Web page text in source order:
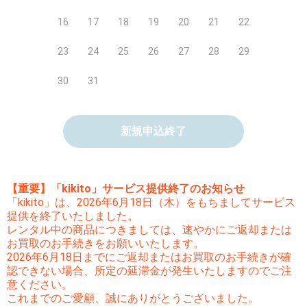
16 17 18 19 20 21 22
23 24 25 26 27 28 29
30 31
新規申込終了
【重要】「kikito」サービス提供終了のお知らせ
「kikito」は、2026年6月18日（木）をもちましてサービス
提供を終了いたしました。
レンタル中の商品につきましては、速やかにご返却または
お買取のお手続きをお願いいたします。
2026年6月18日までにご返却またはお買取のお手続きが確
認できない場合、所定の延滞金が発生いたしますのでご注
意ください。
これまでのご愛顧、誠にありがとうございました。